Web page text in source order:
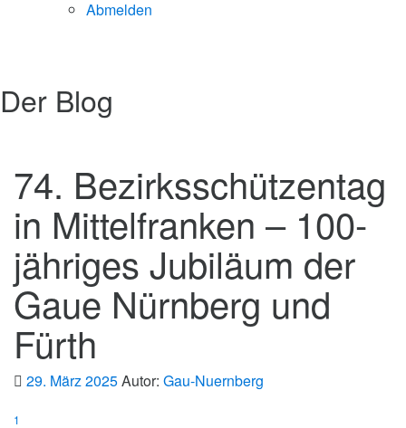
Abmelden
Der Blog
74. Bezirksschützentag
in Mittelfranken – 100-
jähriges Jubiläum der
Gaue Nürnberg und
Fürth
29. März 2025Autor: Gau-Nuernberg
1